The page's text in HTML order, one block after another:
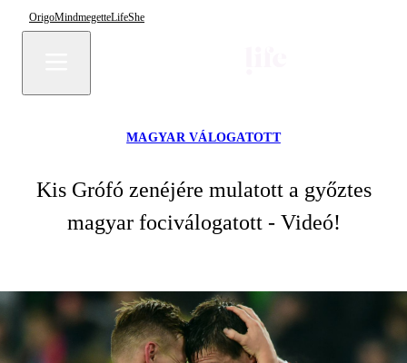
OrigoMindmegetteLifeShe
MAGYAR VÁLOGATOTT
Kis Grófó zenéjére mulatott a győztes
magyar fociválogatott - Videó!